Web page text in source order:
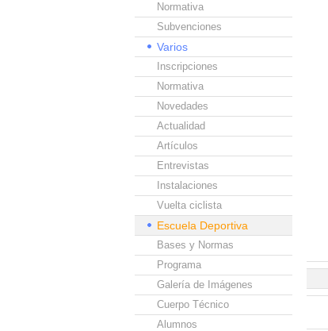
Normativa
Subvenciones
Varios
Inscripciones
Normativa
Novedades
Actualidad
Artículos
Entrevistas
Instalaciones
Vuelta ciclista
Escuela Deportiva
Bases y Normas
Programa
Galería de Imágenes
Cuerpo Técnico
Alumnos